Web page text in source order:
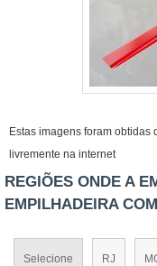
Estas imagens foram obtidas
livremente na internet
REGIÕES ONDE A
EMPILHADEIRA
Selecione RJ